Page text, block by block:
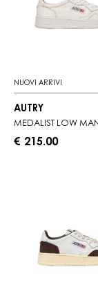
NUOVI ARRIVI
AUTRY
MEDALIST LOW
€ 215.00